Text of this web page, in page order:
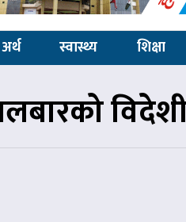
अर्थ स्वास्थ्य शिक्षा
विदेशी